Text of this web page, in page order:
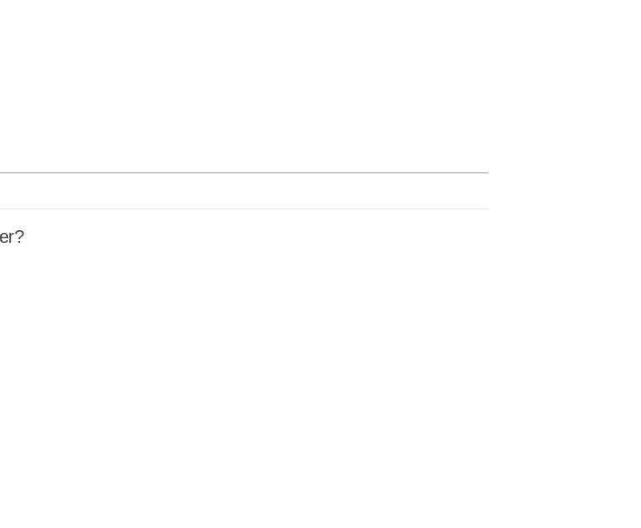
░░▒▒▒▒▒▒▒▒▒▒▒▒▒▒▒░
░▒▒▒▒▒▒▒▒▒▒▒▒▒░
▒▒▒▒▒▒▒▒▒▒▒▒▒
▒▒▒▒▒▒▒▒▒▒▒▒░
░▒▒▒▒▒▒▒▒▒▒▒░
░▒▒▒▒▒▒▒▒▒▒▒